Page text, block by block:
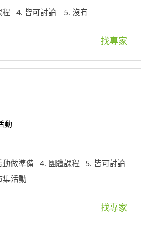
程 4. 皆可討論 5. 沒有
找專家
動
動做準備 4. 團體課程
5. 皆可討論
集活動
找專家